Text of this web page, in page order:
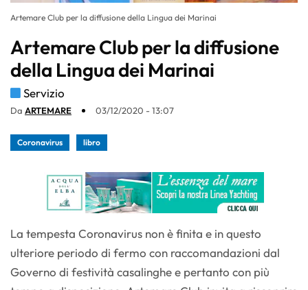
Artemare Club per la diffusione della Lingua dei Marinai
Artemare Club per la diffusione
della Lingua dei Marinai
Servizio
Da ARTEMARE 03/12/2020 - 13:07
Coronavirus libro
La tempesta Coronavirus non è finita e in questo
ulteriore periodo di fermo con raccomandazioni dal
Governo di festività casalinghe e pertanto con più